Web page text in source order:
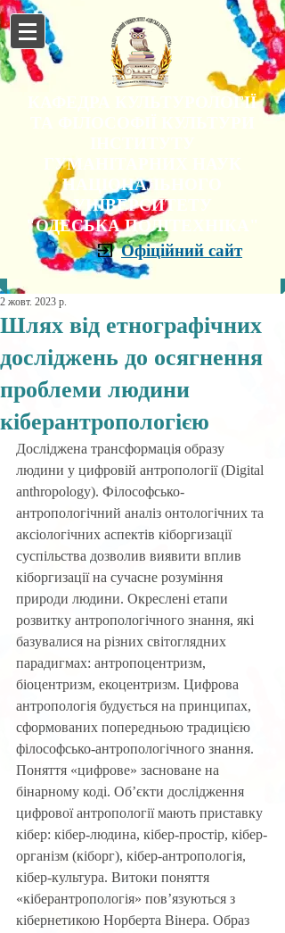
КАФЕДРА КУЛЬТУРОЛОГІЇ
ГУМАНІТАРНИХ НАУК
НАЦІОНАЛЬНОГО
УНІВЕРСИТЕТУ
"ОДЕСЬКА ПОЛІТЕХНІКА"
Офіційний сайт
Шлях від етнографічних
досліджень до осягнення
проблеми людини
кіберантропологією
2 жовт. 2023 р.
Досліджена трансформація образу
людини у цифровій антропології (Digital
anthropology). Філософсько-
антропологічний аналіз онтологічних та
аксіологічних аспектів кіборгизації
суспільства дозволив виявити вплив
кіборгизації на сучасне розуміння
природи людини. Окреслені етапи
розвитку антропологічного знання, які
базувалися на різних світоглядних
парадигмах: антропоцентризм,
біоцентризм, екоцентризм. Цифрова
антропологія будується на принципах,
сформованих попередньою традицією
філософсько-антропологічного знання.
Поняття «цифрове» засноване на
бінарному коді. Об’єкти дослідження
цифрової антропології мають приставку
кібер: кібер-людина, кібер-простір, кібер-
організм (кіборг), кібер-антропологія,
кібер-культура. Витоки поняття
«кіберантропологія» пов’язуються з
кібернетикою Норберта Вінера. Образ